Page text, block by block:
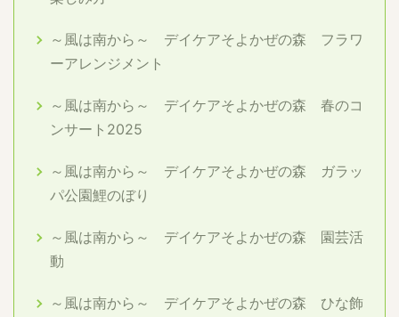
～風は南から～ デイケアそよかぜの森 フラワ
ーアレンジメント
～風は南から～ デイケアそよかぜの森 春のコ
ンサート2025
～風は南から～ デイケアそよかぜの森 ガラッ
パ公園鯉のぼり
～風は南から～ デイケアそよかぜの森 園芸活
動
～風は南から～ デイケアそよかぜの森 ひな飾